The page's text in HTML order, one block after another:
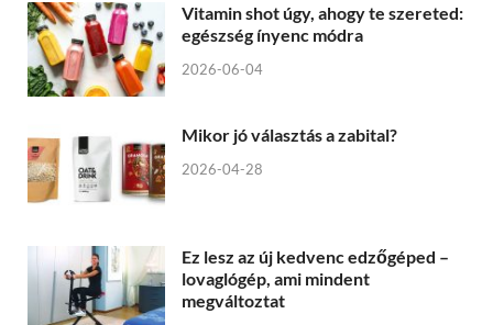
Vitamin shot úgy, ahogy te szereted:
egészség ínyenc módra
2026-06-04
Mikor jó választás a zabital?
2026-04-28
Ez lesz az új kedvenc edzőgéped –
lovaglógép, ami mindent
megváltoztat